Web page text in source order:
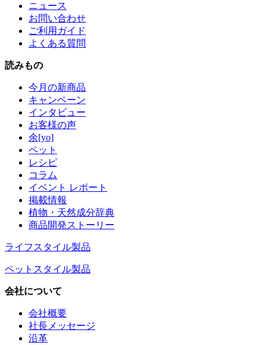
ニュース
お問い合わせ
ご利用ガイド
よくある質問
読みもの
今月の新商品
キャンペーン
インタビュー
お客様の声
余[yo]
ペット
レシピ
コラム
イベント レポート
掲載情報
植物・天然成分辞典
商品開発ストーリー
ライフスタイル製品
ペットスタイル製品
会社について
会社概要
社長メッセージ
沿革